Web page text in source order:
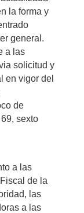
la forma y
general.
a las
solicitud y
en vigor del
de
sexto
a las
de la
las
a las